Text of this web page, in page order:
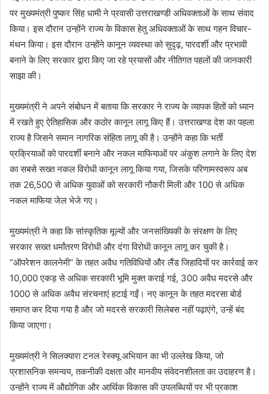
पर मुख्यमंत्री पुष्कर सिंह धामी ने प्रवासी उत्तराखण्डी अधिवक्ताओं के साथ संवाद
किया। इस दौरान उन्होंने राज्य के विकास हेतु अधिवक्ताओं के साथ गहन विचार-
मंथन किया। इस दौरान उन्होंने कानून व्यवस्था को सुदृढ़, पारदर्शी और प्रभावी
बनाने के लिए सरकार द्वारा किए जा रहे प्रयासों और नीतिगत पहलों की जानकारी
साझा की।
मुख्यमंत्री ने अपने संबोधन में बताया कि सरकार ने राज्य के व्यापक हितों को ध्यान
में रखते हुए ऐतिहासिक और कठोर कानून लागू किए हैं। उत्तराखण्ड देश का पहला
राज्य है जिसने समान नागरिक संहिता लागू की है। उन्होंने कहा कि भर्ती
प्रक्रियाओं को पारदर्शी बनाने और नकल माफियाओं पर अंकुश लगाने के लिए देश
का सबसे सख्त नकल विरोधी कानून लागू किया गया, जिसके परिणामस्वरूप अब
तक 26,500 से अधिक युवाओं को सरकारी नौकरी मिली और 100 से अधिक
नकल माफिया जेल भेजे गए।
मुख्यमंत्री ने कहा कि सांस्कृतिक मूल्यों और जनसांख्यिकी के संरक्षण के लिए
सरकार सख्त धर्मांतरण विरोधी और दंगा विरोधी कानून लागू कर चुकी है।
“ऑपरेशन कालनेमी” के तहत अवैध गतिविधियों और लैंड जिहादियों पर कार्रवाई कर
10,000 एकड़ से अधिक सरकारी भूमि मुक्त कराई गई, 300 अवैध मदरसे और
1000 से अधिक अवैध संरचनाएं हटाई गईं। नए कानून के तहत मदरसा बोर्ड
समाप्त कर दिया गया है और जो मदरसे सरकारी सिलेबस नहीं पढ़ाएंगे, उन्हें बंद
किया जाएगा।
मुख्यमंत्री ने सिलक्यारा टनल रेस्क्यू अभियान का भी उल्लेख किया, जो
प्रशासनिक समन्वय, तकनीकी दक्षता और मानवीय संवेदनशीलता का उदाहरण है।
उन्होंने राज्य में औद्योगिक और आर्थिक विकास की उपलब्धियों पर भी प्रकाश